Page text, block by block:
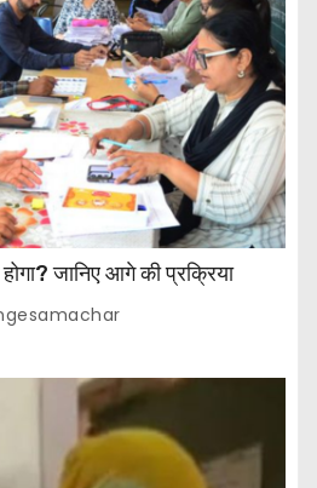
जानिए आगे की प्रक्रिया